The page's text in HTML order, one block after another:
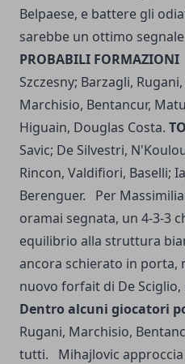
Belpaese, e battere gli
sarebbe un ottimo
PROBABILI FORMAZIONI
Szczesny; Barzagli,
Marchisio, Bentancur,
Higuain, Douglas Costa.
Savic; De Silvestri,
Rincon, Valdifiori, Baselli;
Berenguer. Per
oramai segnata, un 4-3-3
equilibrio alla struttura
ancora schierato in porta,
nuovo forfait di De
Dentro alcuni giocatori
Rugani, Marchisio,
tutti. Mihajlovic approccia